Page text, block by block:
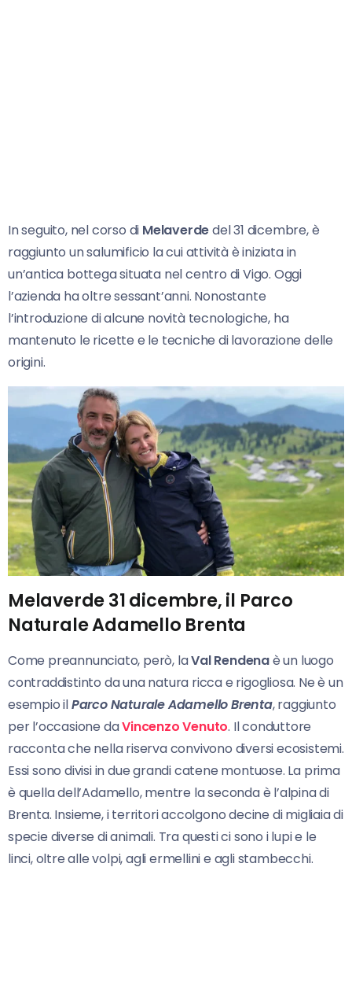
In seguito, nel corso di Melaverdedel 31 dicembre, è
raggiunto un salumificio la cui attività è iniziata in
un’antica bottega situata nel centro di Vigo. Oggi
l’azienda ha oltre sessant’anni. Nonostante
l’introduzione di alcune novità tecnologiche, ha
mantenuto le ricette e le tecniche di lavorazione delle
origini.
Melaverde 31 dicembre, il Parco
Naturale Adamello Brenta
Come preannunciato, però, laVal Rendenaè un luogo
contraddistinto da una natura ricca e rigogliosa. Ne è un
esempio ilParco Naturale Adamello Brenta, raggiunto
per l’occasione daVincenzo Venuto. Il conduttore
racconta che nella riserva convivono diversi ecosistemi.
Essi sono divisi in due grandi catene montuose. La prima
è quella dell’Adamello, mentre la seconda è l’alpina di
Brenta. Insieme, i territori accolgono decine di migliaia di
specie diverse di animali. Tra questi ci sono i lupi e le
linci, oltre alle volpi, agli ermellini e agli stambecchi.